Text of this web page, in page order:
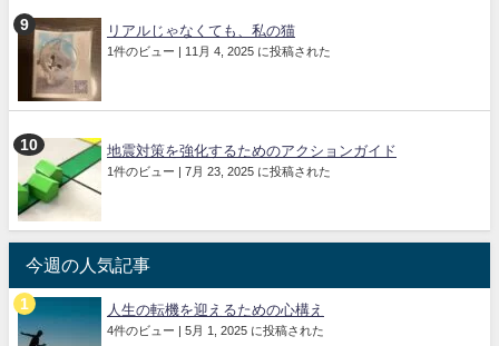
リアルじゃなくても、私の猫
1件のビュー | 11月 4, 2025 に投稿された
地震対策を強化するためのアクションガイド
1件のビュー | 7月 23, 2025 に投稿された
今週の人気記事
人生の転機を迎えるための心構え
4件のビュー | 5月 1, 2025 に投稿された